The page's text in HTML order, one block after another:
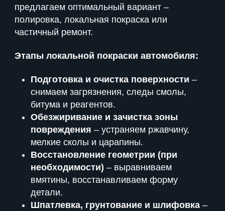
предлагаем оптимальный вариант –
полировка, локальная покраска или
частичный ремонт.
Этапы локальной покраски автомобиля:
Подготовка и очистка поверхности –
снимаем загрязнения, следы смолы,
битума и реагентов.
Обезжиривание и зачистка зоны
повреждения – устраняем ржавчину,
мелкие сколы и царапины.
Восстановление геометрии (при
необходимости) – выравниваем
вмятины, восстанавливаем форму
детали.
Шпатлевка, грунтование и шлифовка –